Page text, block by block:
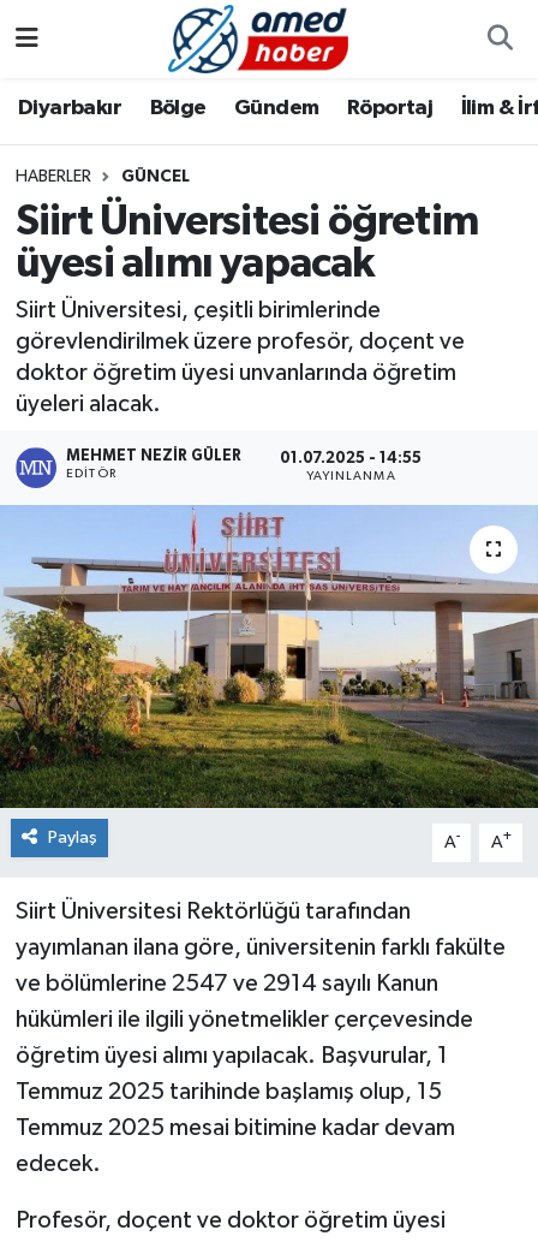
Diyarbakır Bölge Gündem Röportaj İlim &
HABERLER GÜNCEL
Siirt Üniversitesi öğretim
üyesi alımı yapacak
Siirt Üniversitesi, çeşitli birimlerinde
görevlendirilmek üzere profesör, doçent ve
doktor öğretim üyesi unvanlarında öğretim
üyeleri alacak.
MEHMET NEZIR GÜLER
EDITÖR
01.07.2025 - 14:55
YAYINLANMA
Paylaş A- A+
Siirt Üniversitesi Rektörlüğü tarafından
yayımlanan ilana göre, üniversitenin farklı fakülte
ve bölümlerine 2547 ve 2914 sayılı Kanun
hükümleri ile ilgili yönetmelikler çerçevesinde
öğretim üyesi alımı yapılacak. Başvurular, 1
Temmuz 2025 tarihinde başlamış olup, 15
Temmuz 2025 mesai bitimine kadar devam
edecek.
Profesör, doçent ve doktor öğretim üyesi
Bölge
Röportaj
Foto Galeri
Yazarlar
Aile
Asayiş
Bilim & Teknoloji
Bölge
Dünya
Eğitim
Genel
Güncel
Gündem
İlim & İrfan
Kültür & Sanat
Sağlık
Sağlık & Yaşam
Siyaset
Spor
Diyarbakır Hava Durumu
Diyarbakır Namaz Vakitleri
Diyarbakır Trafik Yoğunluk Haritası
Süper Lig Puan Durumu ve Fikstür
Tüm Manşetler
Son Dakika Haberleri